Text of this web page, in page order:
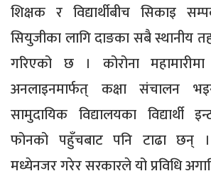
शिक्षक र विद्यार्थीबीच सिकाइ
सियुजीका लागि दाङका सबै स्थानीय
गरिएको छ । कोरोना महामारीमा
अनलाइनमार्फत् कक्षा संचालन
सामुदायिक विद्यालयका विद्यार्थी
फोनको पहुँचबाट पनि टाढा छन्
मध्येनजर गरेर सरकारले यो प्रविधि